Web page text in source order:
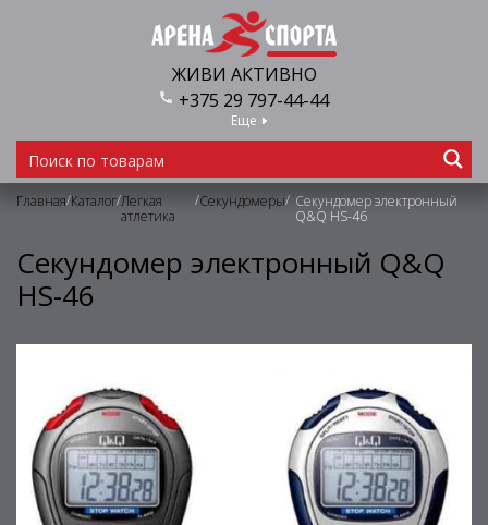
ЖИВИ АКТИВНО
+375 29 797-44-44
Еще
Главная/Каталог/Легкая
атлетика
/Секундомеры/ Секундомер электронный
Q&Q HS-46
Секундомер электронный Q&Q
HS-46